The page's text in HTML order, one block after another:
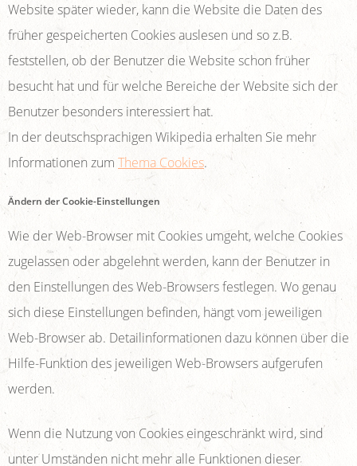
Website später wieder, kann die Website die Daten des
früher gespeicherten Cookies auslesen und so z.B.
feststellen, ob der Benutzer die Website schon früher
besucht hat und für welche Bereiche der Website sich der
Benutzer besonders interessiert hat.
In der deutschsprachigen Wikipedia erhalten Sie mehr
Informationen zum Thema Cookies.
Ändern der Cookie-Einstellungen
Wie der Web-Browser mit Cookies umgeht, welche Cookies
zugelassen oder abgelehnt werden, kann der Benutzer in
den Einstellungen des Web-Browsers festlegen. Wo genau
sich diese Einstellungen befinden, hängt vom jeweiligen
Web-Browser ab. Detailinformationen dazu können über die
Hilfe-Funktion des jeweiligen Web-Browsers aufgerufen
werden.
Wenn die Nutzung von Cookies eingeschränkt wird, sind
unter Umständen nicht mehr alle Funktionen dieser